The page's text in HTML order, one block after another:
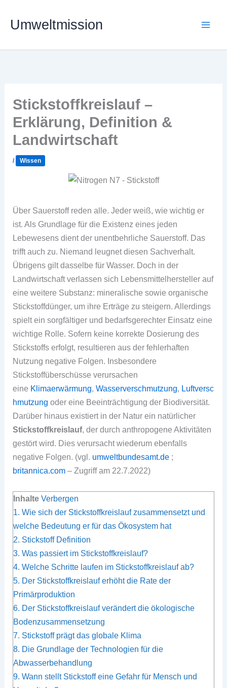
InhaltUmweltmission
Stickstoffkreislauf –
Erklärung, Definition &
Landwirtschaft
/ Wissen
Über Sauerstoff reden alle. Jeder weiß, wie wichtig er
ist. Als Grundlage für die Existenz eines jeden
Lebewesens dient der unentbehrliche Sauerstoff. Das
trifft auch zu. Niemand leugnet diesen Sachverhalt.
Übrigens gilt dasselbe für Wasser. Doch in der
Landwirtschaft verlassen sich Lebensmittelhersteller auf
eine weitere Substanz: mineralische sowie organische
Stickstoffdünger, um ihre Erträge zu steigern. Allerdings
spielt ein sorgfältiger und bedarfsgerechter Einsatz eine
wichtige Rolle. Sofern keine korrekte Dosierung des
Stickstoffs erfolgt, resultieren aus der fehlerhaften
Nutzung negative Folgen. Insbesondere
Stickstoffüberschüsse verursachen
eine Klimaerwärmung,Wasserverschmutzung, Luftversc
hmutzung oder eine Beeinträchtigung der Biodiversität.
Darüber hinaus existiert in der Natur ein natürlicher
Stickstoffkreislauf, der durch anthropogene Aktivitäten
gestört wird. Dies verursacht wiederum ebenfalls
negative Folgen. (vgl. umweltbundesamt.de ;
britannica.com – Zugriff am 22.7.2022)
Inhalte Verbergen
1.
Wie sich der Stickstoffkreislauf zusammensetzt und
welche Bedeutung er für das Ökosystem hat
2. Stickstoff Definition
3. Was passiert im Stickstoffkreislauf?
4. Welche Schritte laufen im Stickstoffkreislauf ab?
5. Der Stickstoffkreislauf erhöht die Rate der
Primärproduktion
6. Der Stickstoffkreislauf verändert die ökologische
Bodenzusammensetzung
7. Stickstoff prägt das globale Klima
8. Die Grundlage der Technologien für die
Abwasserbehandlung
9. Wann stellt Stickstoff eine Gefahr für Mensch und